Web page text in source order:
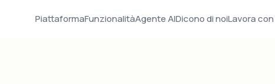
PiattaformaFunzionalitàAgente AIDicono di noiLavora